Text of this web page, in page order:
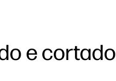
e cortado